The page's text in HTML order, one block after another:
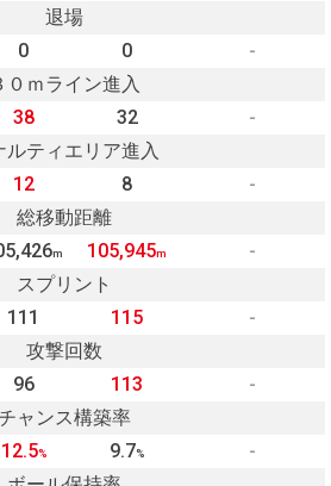
退場
0 0
-
０ｍライン進入
38 32
-
ルティエリア進入
12 8
-
総移動距離
m 105,945m
-
スプリント
111 115
-
攻撃回数
96 113
-
ャンス構築率
12.5% 9.7%
-